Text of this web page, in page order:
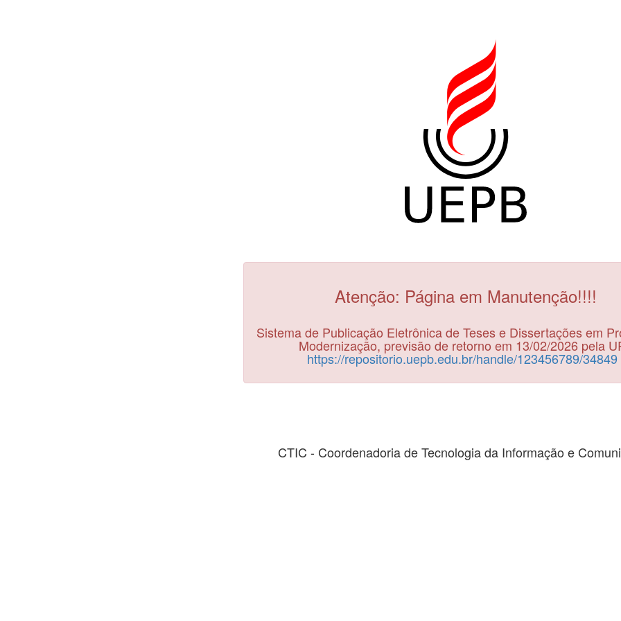
Atenção: Página em Manutenção!!!!
Sistema de Publicação Eletrônica de Teses e Dissertações em
Modernização, previsão de retorno em 13/02/2026 pela
https://repositorio.uepb.edu.br/handle/123456789/34849
CTIC - Coordenadoria de Tecnologia da Informação e